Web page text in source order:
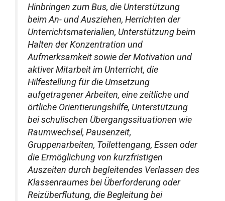
Hinbringen zum Bus, die Unterstützung
beim An- und Ausziehen, Herrichten der
Unterrichtsmaterialien, Unterstützung beim
Halten der Konzentration und
Aufmerksamkeit sowie der Motivation und
aktiver Mitarbeit im Unterricht, die
Hilfestellung für die Umsetzung
aufgetragener Arbeiten, eine zeitliche und
örtliche Orientierungshilfe, Unterstützung
bei schulischen Übergangssituationen wie
Raumwechsel, Pausenzeit,
Gruppenarbeiten, Toilettengang, Essen oder
die Ermöglichung von kurzfristigen
Auszeiten durch begleitendes Verlassen des
Klassenraumes bei Überforderung oder
Reizüberflutung, die Begleitung bei